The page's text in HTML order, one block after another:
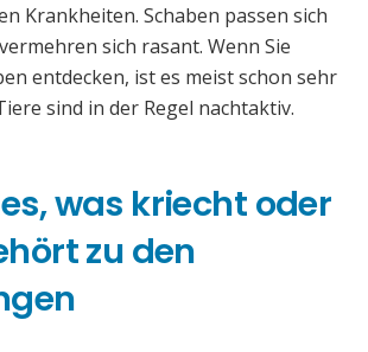
Krankheiten. Schaben passen sich
sich rasant. Wenn Sie
entdecken, ist es meist schon sehr
sind in der Regel nachtaktiv.
was kriecht oder
zu den